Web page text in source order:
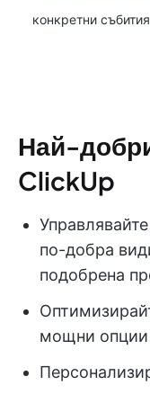
конкретни
Най-
ClickUp
по-добра
подобрена
мощни опции